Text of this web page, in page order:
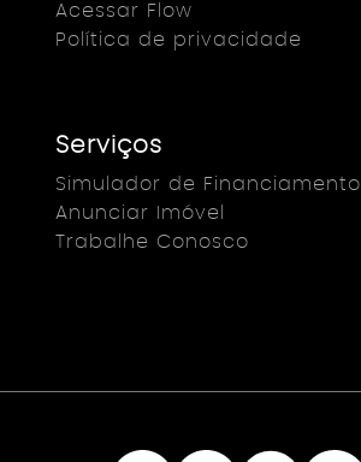
Acessar Flow
Política de privacidade
Serviços
Simulador de Financiamento
Anunciar Imóvel
Trabalhe Conosco